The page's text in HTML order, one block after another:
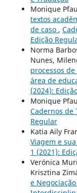
Monique
textos
de caso ,
Edição
Norma
Nunes,
processos
área de
(2024):
Monique
Cadernos de
Regular
Katia Aily
Viagem e
1 (2021):
Verónica
Krisztina
e